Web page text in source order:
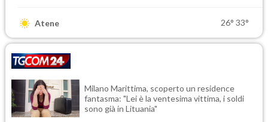
Atene 26° 33°
Milano Marittima, scoperto un residence
fantasma: "Lei è la ventesima vittima, i soldi
sono già in Lituania"